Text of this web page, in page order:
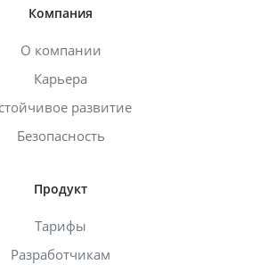
Компания
О компании
Карьера
развитие
Безопасность
Продукт
Тарифы
Разработчикам